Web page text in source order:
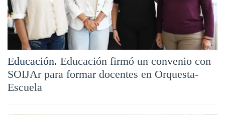
Educación. Educación firmó un convenio con
SOIJAr para formar docentes en Orquesta-
Escuela